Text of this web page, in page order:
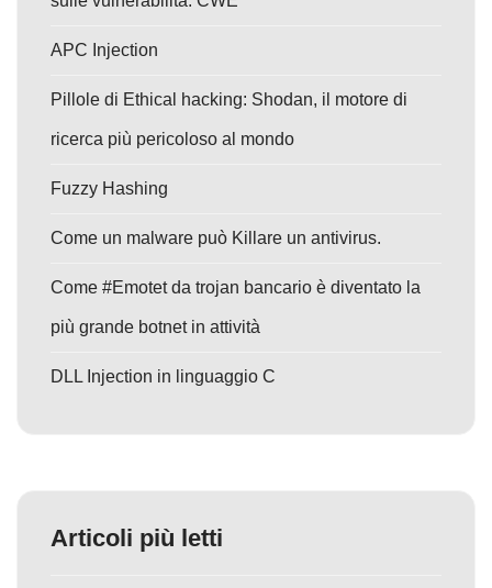
APC Injection
Pillole di Ethical hacking: Shodan, il motore di
ricerca più pericoloso al mondo
Fuzzy Hashing
Come un malware può Killare un antivirus.
Come #Emotet da trojan bancario è diventato la
più grande botnet in attività
DLL Injection in linguaggio C
Articoli più letti